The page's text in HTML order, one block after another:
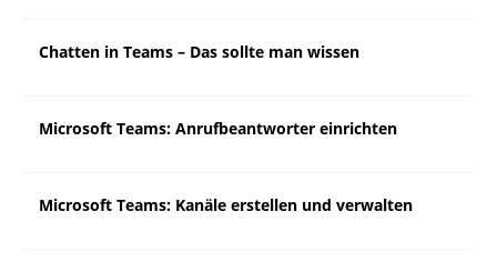
Chatten in Teams – Das sollte man wissen
Microsoft Teams: Anrufbeantworter einrichten
Microsoft Teams: Kanäle erstellen und verwalten